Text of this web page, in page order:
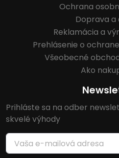
Ochrana
Doprava a
Reklamácia a
Prehlásenie o
Všeobecné
Ako
Prihláste sa na odber
skvelé výhody